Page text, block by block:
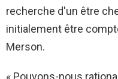
recherche d'un être
initialement être
Merson.
« Pouvons-nous